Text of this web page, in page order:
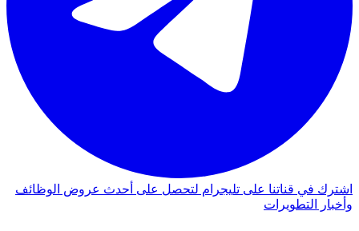
اشترك في قناتنا على تليجرام لتحصل على أحدث عروض الوظائف
وأخبار التطويرات